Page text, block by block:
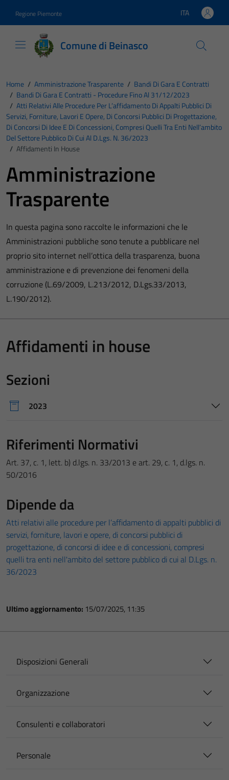
Regione Piemonte Lingua attiva:
ITA
Comune di Beinasco
Home / Amministrazione Trasparente / Bandi Di Gara E Contratti
/ Bandi Di Gara E Contratti - Procedure Fino Al 31/12/2023
/ Atti Relativi Alle Procedure Per L’affidamento Di Appalti Pubblici Di
Servizi, Forniture, Lavori E Opere, Di Concorsi Pubblici Di Progettazione,
Di Concorsi Di Idee E Di Concessioni, Compresi Quelli Tra Enti Nell’ambito
Del Settore Pubblico Di Cui Al D.Lgs. N. 36/2023
/ Affidamenti In House
Amministrazione
Trasparente
In questa pagina sono raccolte le informazioni che le
Amministrazioni pubbliche sono tenute a pubblicare nel
proprio sito internet nell’ottica della trasparenza, buona
amministrazione e di prevenzione dei fenomeni della
corruzione (L.69/2009, L.213/2012, D.Lgs.33/2013,
L.190/2012).
Affidamenti in house
Sezioni
2023
Riferimenti Normativi
Art. 37, c. 1, lett. b) d.lgs. n. 33/2013 e art. 29, c. 1, d.lgs. n.
50/2016
Dipende da
Atti relativi alle procedure per l’affidamento di appalti pubblici di
servizi, forniture, lavori e opere, di concorsi pubblici di
progettazione, di concorsi di idee e di concessioni, compresi
quelli tra enti nell'ambito del settore pubblico di cui al D.Lgs. n.
36/2023
Ultimo aggiornamento: 15/07/2025, 11:35
Disposizioni Generali
Organizzazione
Consulenti e collaboratori
Personale